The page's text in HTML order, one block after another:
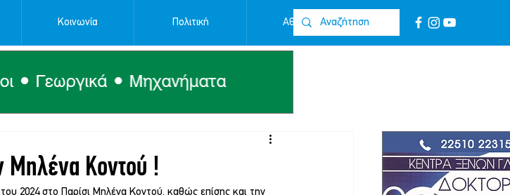
Κοινωνία Πολιτική Αθλητικά Επικοινωνία
Μηλένα Κοντού !
2024 στο Παρίσι Μηλένα Κοντού, καθώς επίσης και την